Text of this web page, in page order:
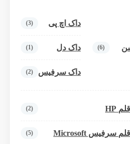
(6)
داک اچ پی (3)
داک دل (1)
داک سرفیس (2)
قلم HP (2)
قلم سرفیس Microsoft (5)